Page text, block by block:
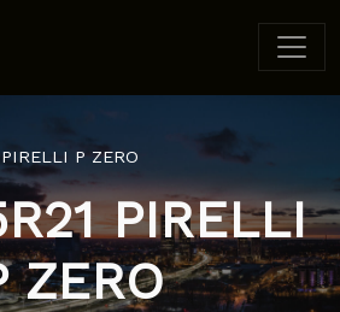
P ZERO
PIRELLI
ZERO